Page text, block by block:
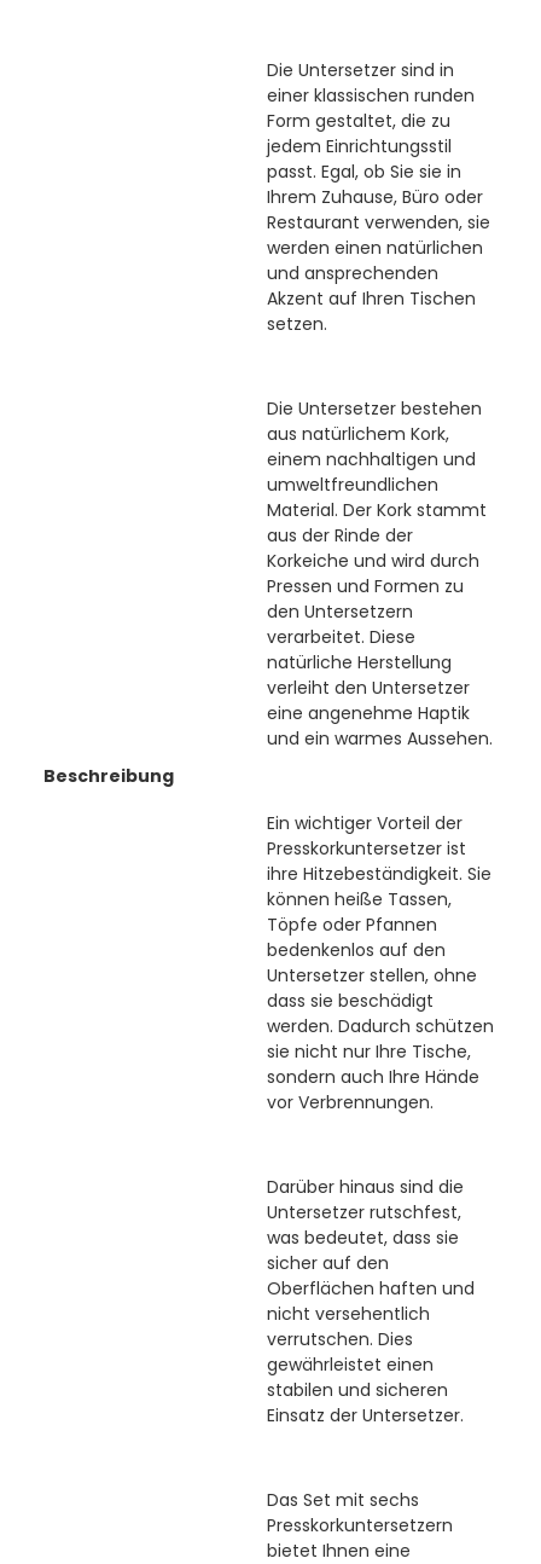
Beschreibung
Die Untersetzer sind in
einer klassischen runden
Form gestaltet, die zu
jedem Einrichtungsstil
passt. Egal, ob Sie sie in
Ihrem Zuhause, Büro oder
Restaurant verwenden, sie
werden einen natürlichen
und ansprechenden
Akzent auf Ihren Tischen
setzen.
Die Untersetzer bestehen
aus natürlichem Kork,
einem nachhaltigen und
umweltfreundlichen
Material. Der Kork stammt
aus der Rinde der
Korkeiche und wird durch
Pressen und Formen zu
den Untersetzern
verarbeitet. Diese
natürliche Herstellung
verleiht den Untersetzer
eine angenehme Haptik
und ein warmes Aussehen.
Ein wichtiger Vorteil der
Presskorkuntersetzer ist
ihre Hitzebeständigkeit. Sie
können heiße Tassen,
Töpfe oder Pfannen
bedenkenlos auf den
Untersetzer stellen, ohne
dass sie beschädigt
werden. Dadurch schützen
sie nicht nur Ihre Tische,
sondern auch Ihre Hände
vor Verbrennungen.
Darüber hinaus sind die
Untersetzer rutschfest,
was bedeutet, dass sie
sicher auf den
Oberflächen haften und
nicht versehentlich
verrutschen. Dies
gewährleistet einen
stabilen und sicheren
Einsatz der Untersetzer.
Das Set mit sechs
Presskorkuntersetzern
bietet Ihnen eine